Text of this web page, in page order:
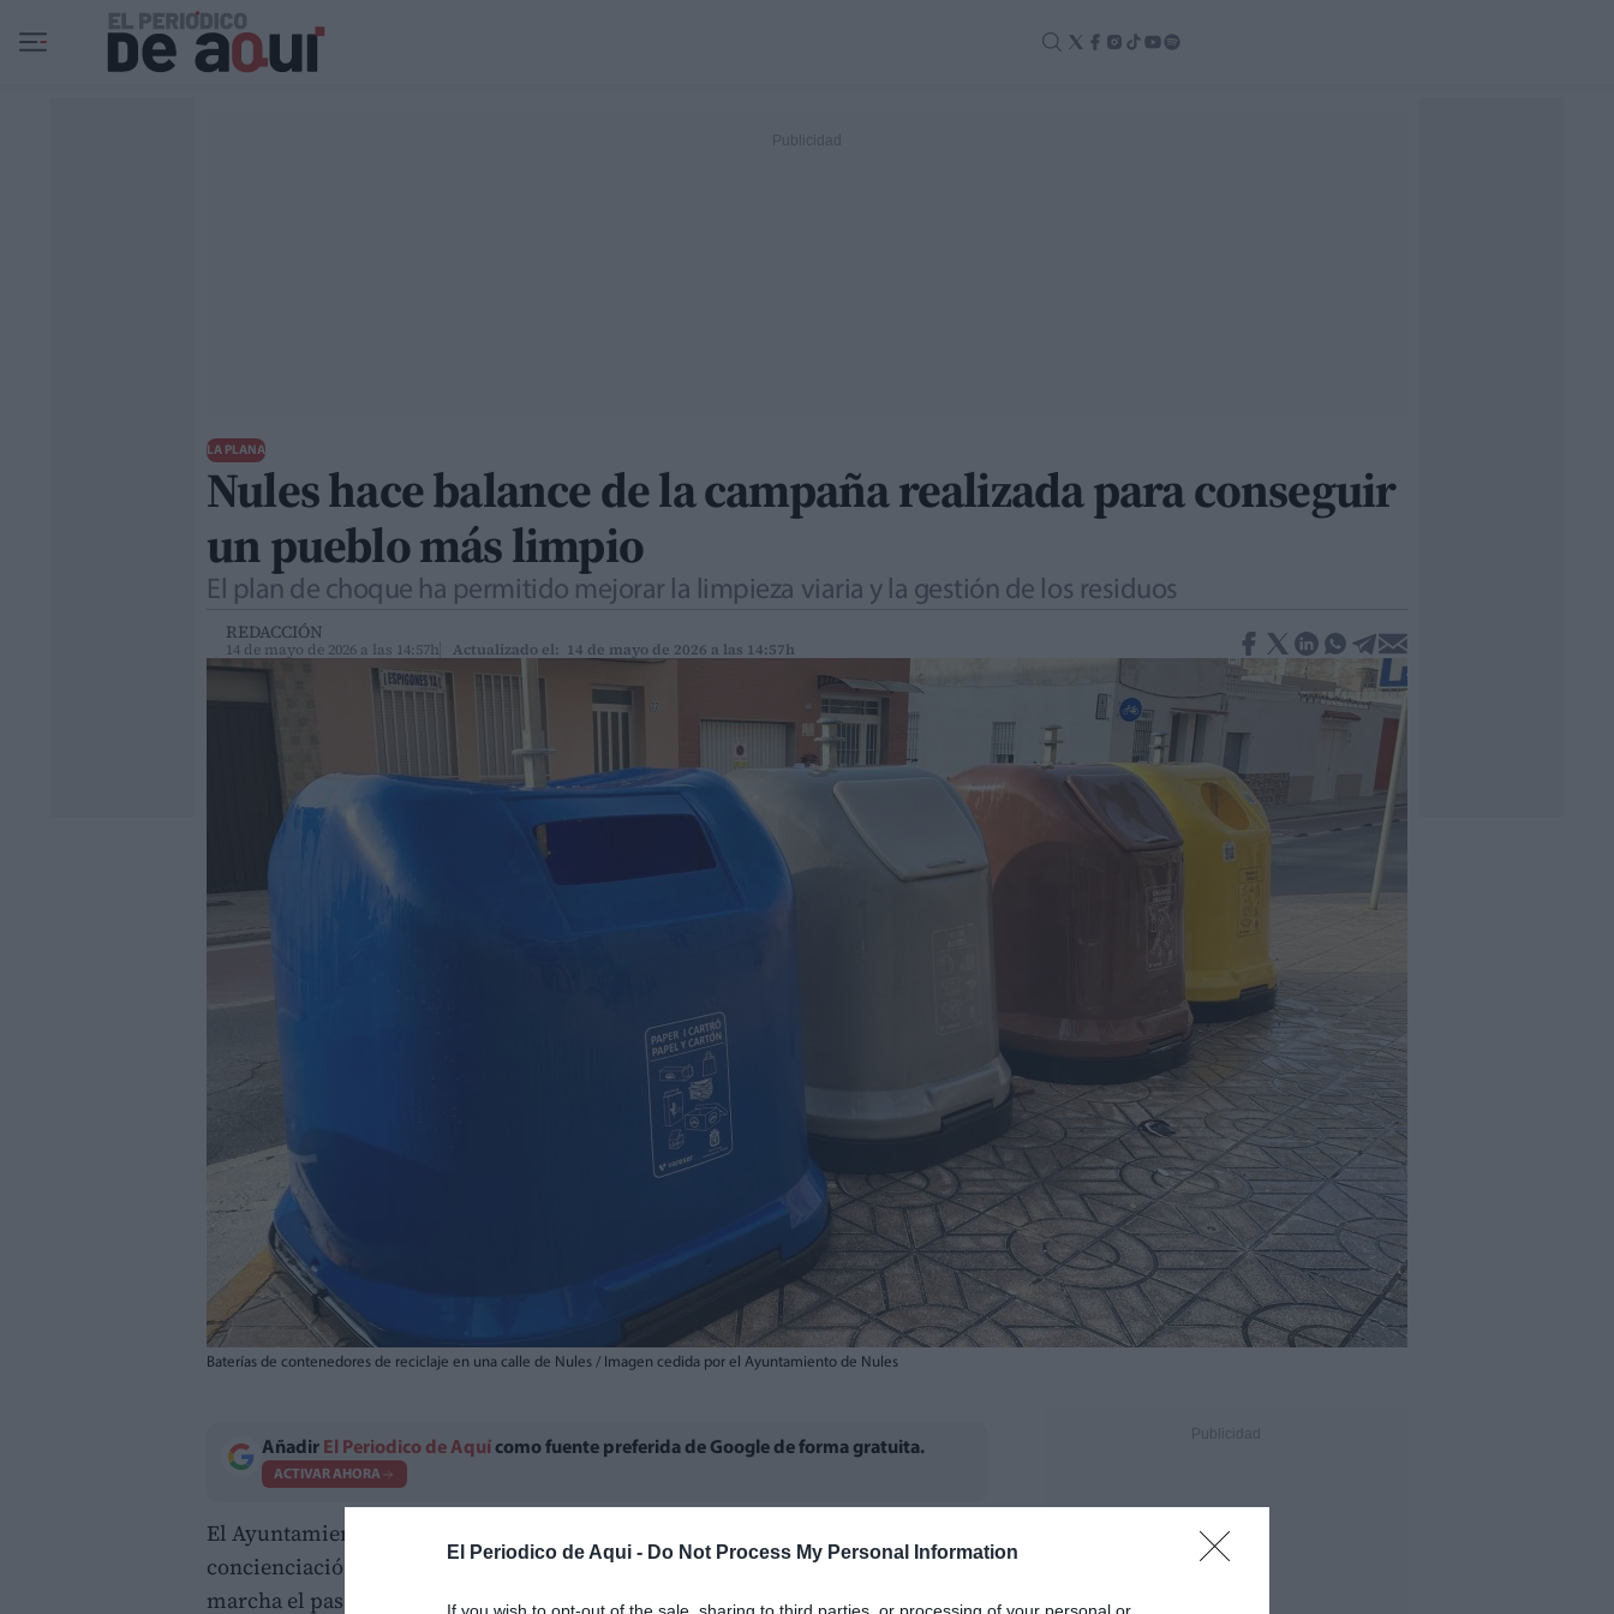
El Periodico de Aqui - Do Not Process My Personal Information
If you wish to opt-out of the sale, sharing to third parties, or processing of your personal or
Ir al contenido principal
LA PLANA
Nules hace balance de la campaña realizada para conseguir
un pueblo más limpio
El plan de choque ha permitido mejorar la limpieza viaria y la gestión de los residuos
REDACCIÓN
14 de mayo de 2026 a las 14:57h Actualizado el: 14 de mayo de 2026 a las 14:57h
Baterías de contenedores de reciclaje en una calle de Nules / Imagen cedida por el Ayuntamiento de Nules
Añadir El Periodico de Aquí como fuente preferida de Google de forma gratuita.
ACTIVAR AHORA
El Ayuntamiento de Nules ha hecho balance de la campaña de acciones y
concienciación ciudadana para conseguir un pueblo más limpio que puso en
marcha el pasado mes de febrero. Así, con el “Plan de Choque de Limpieza de